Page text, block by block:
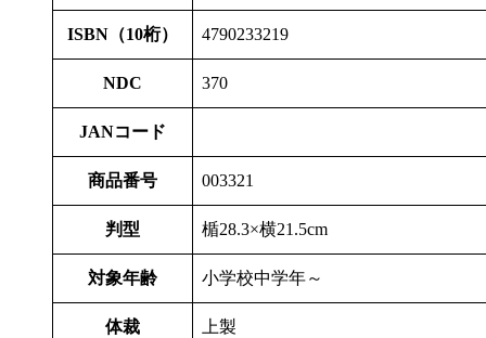
ISBN（10桁） 4790233219
NDC 370
JANコード
商品番号 003321
判型 楯28.3×横21.5cm
対象年齢 小学校中学年～
体裁 上製